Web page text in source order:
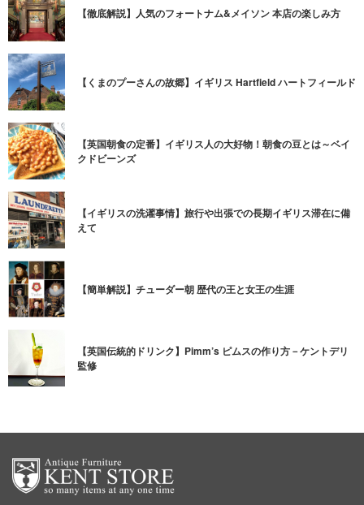
【徹底解説】人気のフォートナム&メイソン 本店の楽しみ方
【くまのプーさんの故郷】イギリス Hartfield ハートフィールド
【英国朝食の定番】イギリス人の大好物！朝食の豆とは～ベイ
クドビーンズ
【イギリスの洗濯事情】旅行や出張での長期イギリス滞在に備
えて
【簡単解説】チューダー朝 歴代の王と女王の生涯
【英国伝統的ドリンク】Pimm’s ピムスの作り方－ケントデリ
監修